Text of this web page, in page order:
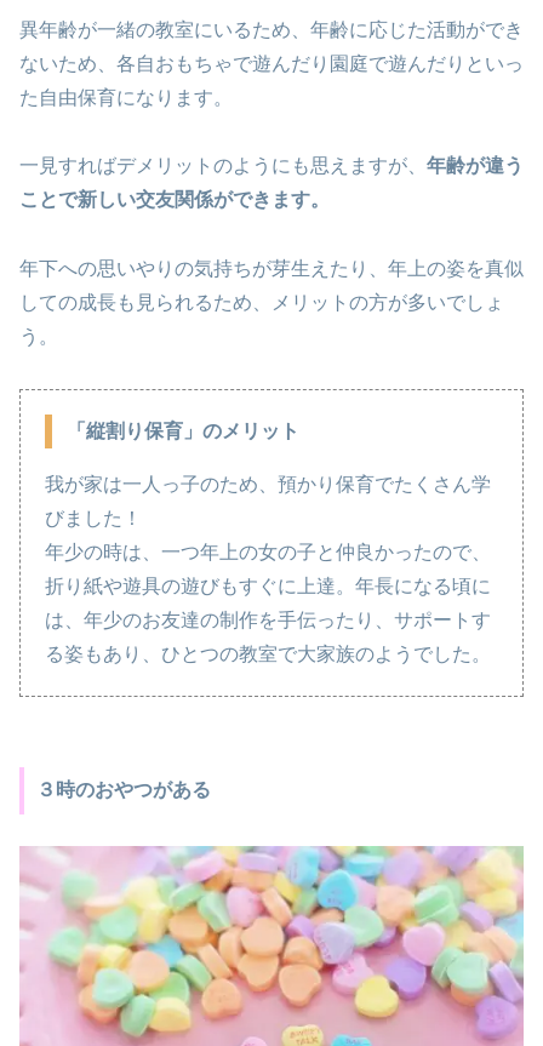
異年齢が一緒の教室にいるため、年齢に応じた活動ができ
ないため、各自おもちゃで遊んだり園庭で遊んだりといっ
た自由保育になります。
一見すればデメリットのようにも思えますが、 年齢が違う
ことで新しい交友関係ができます。
年下への思いやりの気持ちが芽生えたり、年上の姿を真似
しての成長も見られるため、メリットの方が多いでしょ
う。
「縦割り保育」のメリット
我が家は一人っ子のため、預かり保育でたくさん学
びました！
年少の時は、一つ年上の女の子と仲良かったので、
折り紙や遊具の遊びもすぐに上達。年長になる頃に
は、年少のお友達の制作を手伝ったり、サポートす
る姿もあり、ひとつの教室で大家族のようでした。
３時のおやつがある